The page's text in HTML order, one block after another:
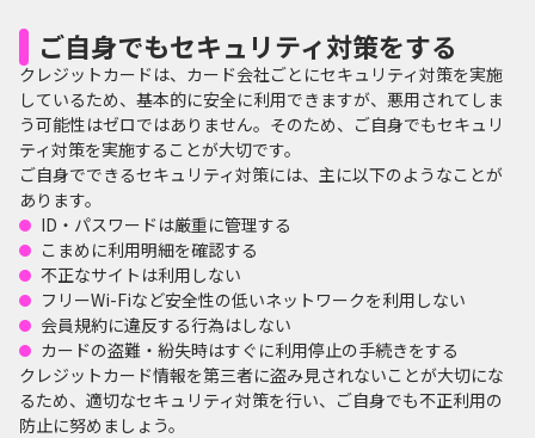
ご自身でもセキュリティ対策をする
クレジットカードは、カード会社ごとにセキュリティ対策を実施
しているため、基本的に安全に利用できますが、悪用されてしま
う可能性はゼロではありません。そのため、ご自身でもセキュリ
ティ対策を実施することが大切です。
ご自身でできるセキュリティ対策には、主に以下のようなことが
あります。
ID・パスワードは厳重に管理する
こまめに利用明細を確認する
不正なサイトは利用しない
フリーWi-Fiなど安全性の低いネットワークを利用しない
会員規約に違反する行為はしない
カードの盗難・紛失時はすぐに利用停止の手続きをする
クレジットカード情報を第三者に盗み見されないことが大切にな
るため、適切なセキュリティ対策を行い、ご自身でも不正利用の
防止に努めましょう。